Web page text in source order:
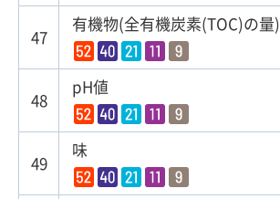
47
有機物(全有機炭素(TOC)の量)
48
pH値
49
味